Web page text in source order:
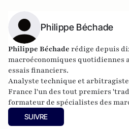
Philippe Béchade
Philippe Béchade rédige depuis
macroéconomiques quotidiennes
essais financiers.
Analyste technique et
France l'un des tout premiers
formateur de spécialistes des
aux Publications Agora, vous
analyses impertinentes des
SUIVRE